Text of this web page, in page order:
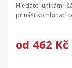
Hledáte unikátní
přináší kombinaci
od 462 Kč